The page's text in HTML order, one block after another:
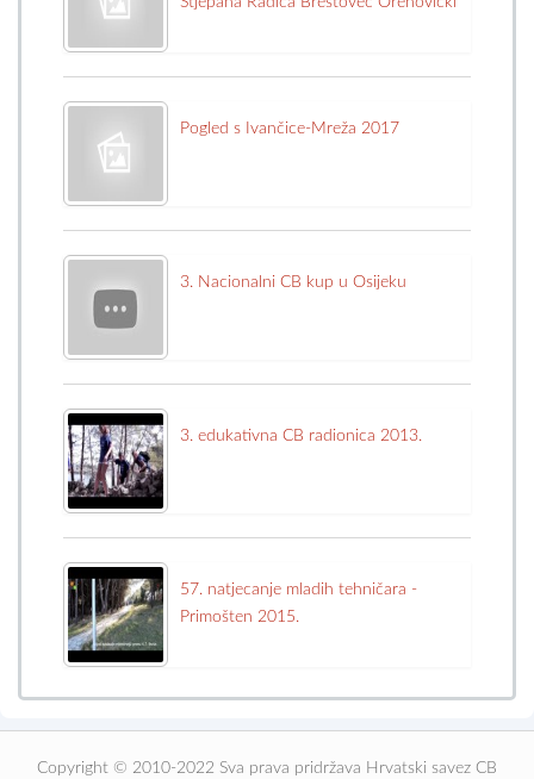
Pogled s Ivančice-Mreža 2017
3. Nacionalni CB kup u Osijeku
3. edukativna CB radionica 2013.
57. natjecanje mladih tehničara -
Primošten 2015.
Copyright © 2010-2022 Sva prava pridržava Hrvatski savez CB